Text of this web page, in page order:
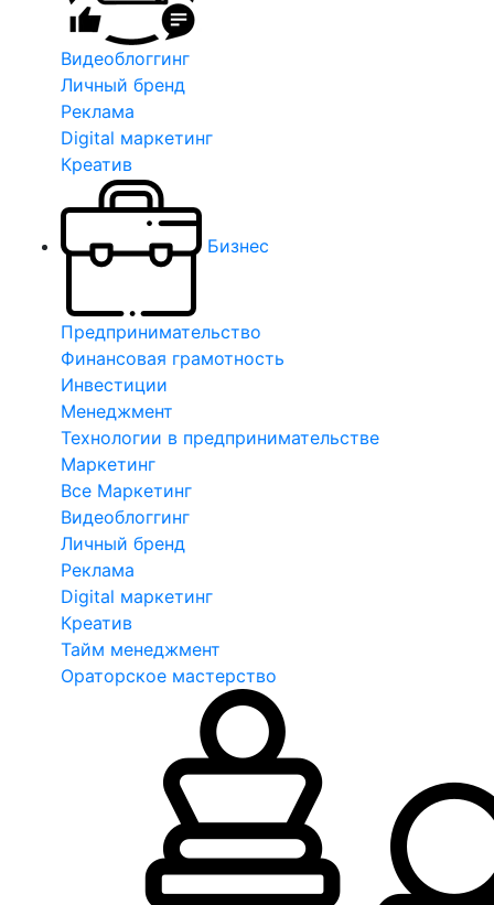
Видеоблоггинг
Личный бренд
Реклама
Digital маркетинг
Креатив
Бизнес
Предпринимательство
Финансовая грамотность
Инвестиции
Менеджмент
Технологии в предпринимательстве
Маркетинг
Все Маркетинг
Видеоблоггинг
Личный бренд
Реклама
Digital маркетинг
Креатив
Тайм менеджмент
Ораторское мастерство